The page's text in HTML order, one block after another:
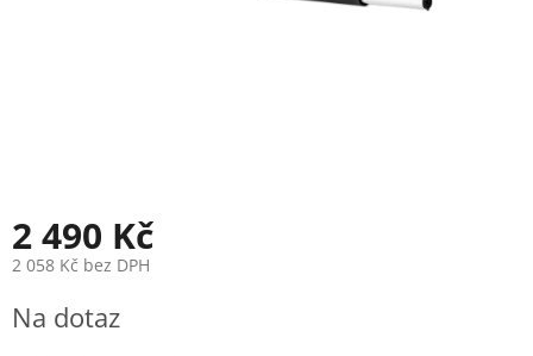
2 490 Kč
2 058 Kč bez DPH
cena:
Na dotaz